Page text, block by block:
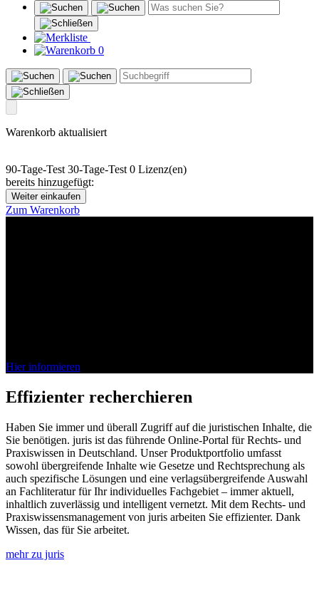
0
Warenkorb aktualisiert
90-Tage-Test 30-Tage-Test 0 Lizenz(en)
bereits hinzugefügt:
Weiter einkaufen
Zum Warenkorb
Hier informieren
Effizienter recherchieren
Haben Sie immer und überall Zugriff auf die juristischen Inhalte, die
Sie benötigen. juris ist das führende Online-Portal für Rechts- und
Praxiswissen in Deutschland. Unser Produktportfolio umfasst
sowohl übergreifende Inhalte wie Gesetze und Rechtsprechung als
auch spezifische Lösungen und eine verlagsübergreifende Auswahl
an Fachliteratur für Ihr individuelles Fachgebiet – immer aktuell,
inhaltlich zuverlässig und intelligent vernetzt. Mit dem Rechts- und
Praxiswissensmanagement von juris arbeiten Sie effizienter. Dank
Wissen, das für Sie arbeitet.
mehr zu juris